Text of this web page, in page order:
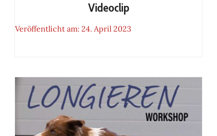
Videoclip
Videoclip
Veröffentlicht am: 24. April 2023